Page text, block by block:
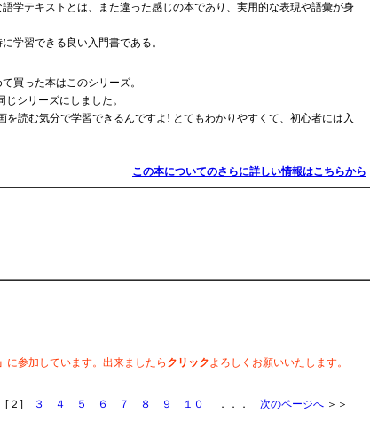
学テキストとは、また違った感じの本であり、実用的な表現や語彙が身
学習できる良い入門書である。
買った本はこのシリーズ。
シリーズにしました。
を読む気分で学習できるんですよ! とてもわかりやすくて、初心者には入
この本についてのさらに詳しい情報はこちらから
に参加しています。出来ましたら クリックよろしくお願いいたします。
[２] ３ ４ ５ ６ ７ ８ ９ １０ ．．． 次のページへ＞＞